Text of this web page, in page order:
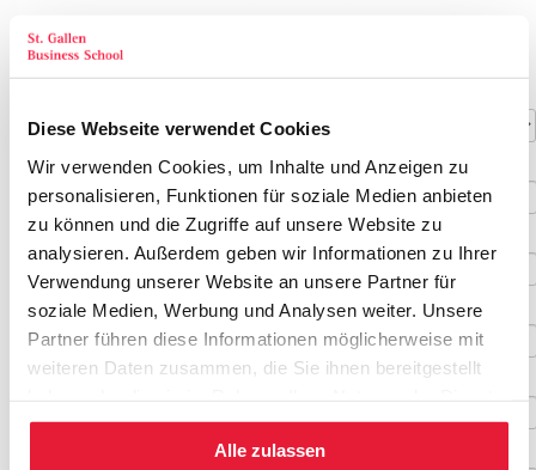
Diese Webseite verwendet Cookies
Wir verwenden Cookies, um Inhalte und Anzeigen zu
personalisieren, Funktionen für soziale Medien anbieten
zu können und die Zugriffe auf unsere Website zu
analysieren. Außerdem geben wir Informationen zu Ihrer
Verwendung unserer Website an unsere Partner für
soziale Medien, Werbung und Analysen weiter. Unsere
Partner führen diese Informationen möglicherweise mit
weiteren Daten zusammen, die Sie ihnen bereitgestellt
gesammelt haben.
Alle zulassen
Art der Adresse
Kontaktdaten
Titel
Vorname*
Nachname*
Geburtsdatum